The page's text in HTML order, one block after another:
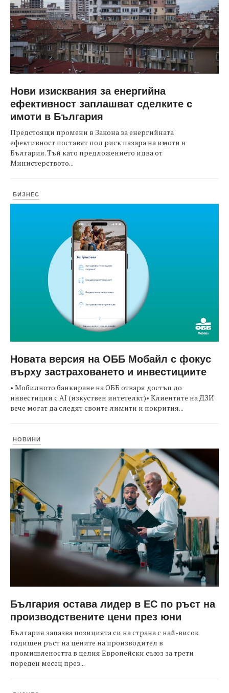
Нови изисквания за енергийна
ефективност заплашват сделките с
имоти в България
Предстоящи промени в Закона за енергийната
ефективност поставят под риск пазара на имоти в
България. Тъй като предложението идва от
Министерството...
БИЗНЕС
Новата версия на ОББ Мобайл с фокус
върху застраховането и инвестициите
• Мобилното банкиране на ОББ отваря достъп до
инвестиции с AI (изкуствен интетелкт)• Клиентите на ДЗИ
вече могат да следят своите лимити и покрития...
НОВИНИ
България остава лидер в ЕС по ръст на
производствените цени през юни
България запазва позицията си на страна с най-висок
годишен ръст на цените на производител в
промишлеността в целия Европейски съюз за трети
пореден месец през...